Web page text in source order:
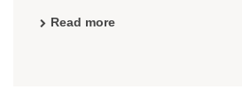
Read more